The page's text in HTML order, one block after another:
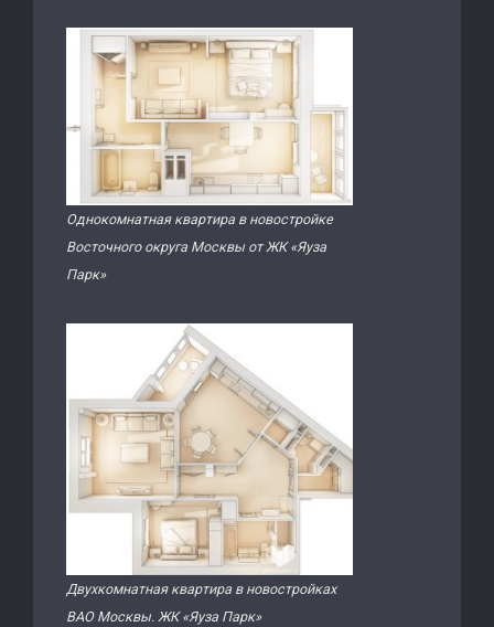
Однокомнатная квартира в новостройке
Восточного округа Москвы от ЖК «Яуза
Парк»
Двухкомнатная квартира в новостройках
ВАО Москвы. ЖК «Яуза Парк»